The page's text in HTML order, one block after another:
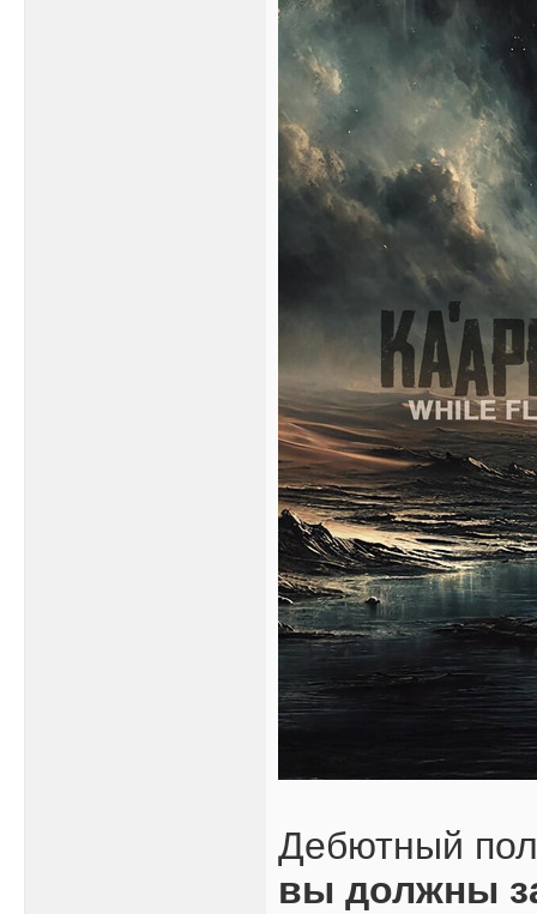
Дебютный
вы должны